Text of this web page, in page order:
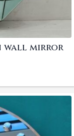
wall mirror